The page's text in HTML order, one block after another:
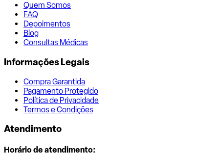
Quem Somos
FAQ
Depoimentos
Blog
Consultas Médicas
Informações Legais
Compra Garantida
Pagamento Protegido
Política de Privacidade
Termos e Condições
Atendimento
Horário de atendimento: